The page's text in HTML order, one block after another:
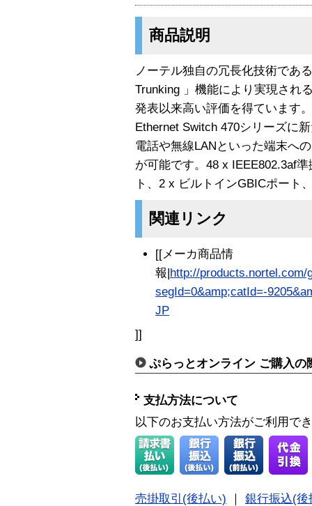
商品説明
ノーテル独自の冗長化技術であ
Trunking 」機能により実現され
発表以来高い評価を得ています
Ethernet Switch 470シリーズに
電話や無線LANといった端末へ
が可能です。48 x IEEE802.3af
ト、2 x ビルトインGBICポート
関連リンク
[[メーカ商品情
報|http://products.nortel.com/
segId=0&amp;catId=-
JP
]]
ぷらっとオンライン ご購入の
支払方法について
以下のお支払い方法がご利用で
売掛取引(後払い) ｜ 銀行振込(後